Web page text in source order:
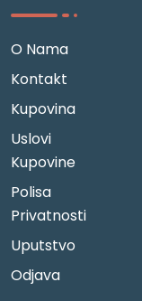
O Nama
Kontakt
Kupovina
Uslovi
Kupovine
Polisa
Privatnosti
Uputstvo
Odjava